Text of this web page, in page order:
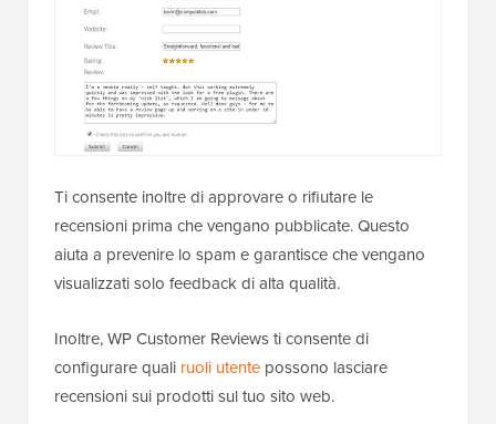
Ti consente inoltre di approvare o rifiutare le
recensioni prima che vengano pubblicate. Questo
aiuta a prevenire lo spam e garantisce che vengano
visualizzati solo feedback di alta qualità.
Inoltre, WP Customer Reviews ti consente di
configurare quali ruoli utente possono lasciare
recensioni sui prodotti sul tuo sito web.